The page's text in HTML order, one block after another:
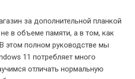
за дополнительной планкой
в объеме памяти, а в том, как
этом полном руководстве мы
11 потребляет много
отличать нормальную